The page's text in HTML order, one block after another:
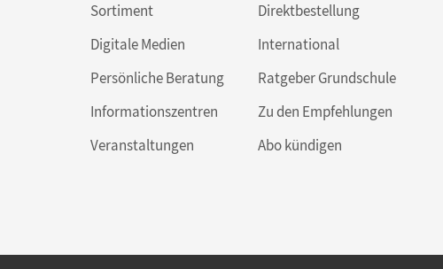
Sortiment
Digitale Medien
Persönliche Beratung
Informationszentren
Veranstaltungen
Direktbestellung
International
Ratgeber Grundschule
Zu den Empfehlungen
Abo kündigen